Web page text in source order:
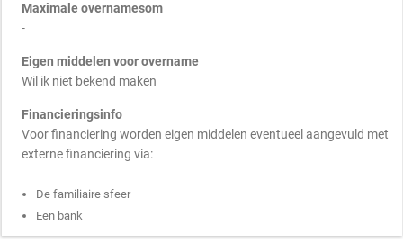
Maximale overnamesom
-
Eigen middelen voor overname
Wil ik niet bekend maken
Financieringsinfo
Voor financiering worden eigen middelen eventueel aangevuld met
externe financiering via:
De familiaire sfeer
Een bank